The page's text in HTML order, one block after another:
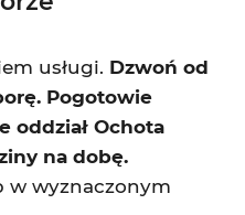
usługi. Dzwoń od
Pogotowie
oddział Ochota
na dobę.
w wyznaczonym